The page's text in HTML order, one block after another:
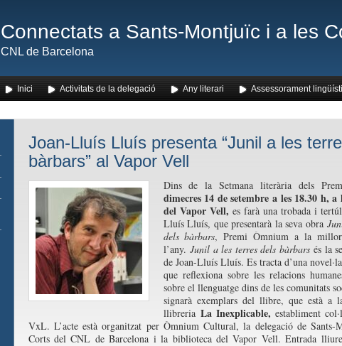
Connectats a Sants-Montjuïc i a les
CNL de Barcelona
Inici Activitats de la delegació Any literari Assessorament
Joan-Lluís Lluís presenta “Junil a les
bàrbars” al Vapor Vell
Dins de la Setmana literària dels
dimecres 14 de setembre a les 18.30 h,
del Vapor Vell, es farà una trobada i
Lluís Lluís, que presentarà la seva obra
dels bàrbars, Premi Òmnium a la millor
l’any. Junil a les terres dels bàrbarsés la
de Joan-Lluís Lluís. Es tracta d’una
que reflexiona sobre les relacions
sobre el llenguatge dins de les comunitats
signarà exemplars del llibre, que està a
llibreria La Inexplicable, establiment
VxL. L’acte està organitzat per Òmnium Cultural, la delegació de Sants-
Corts del CNL de Barcelona i la biblioteca del Vapor Vell. Entrada